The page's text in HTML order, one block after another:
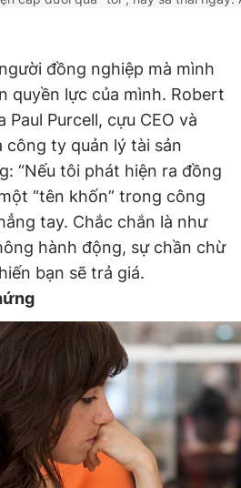
đồng nghiệp mà mình
quyền lực của mình. Robert
Paul Purcell, cựu CEO và
công ty quản lý tài sản
“Nếu tôi phát hiện ra đồng
“tên khốn” trong công
tay. Chắc chắn là như
hành động, sự chần chừ
bạn sẽ trả giá.